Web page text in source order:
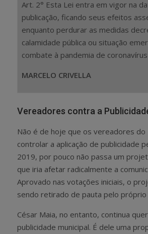
Art. 2° Esta Lei entra em vigor na
publicação, ficando seus efeitos
enquanto perdurar as medidas
calamidade pública ou situação
combate à pandemia de
MARCELO CRIVELLA
Vereadores contra a
Não é de hoje que os vereadores do
controlar a aplicação de publicidade
2019, por pouco não passa um
que iria afetar radicalmente a
Aprovado nas votações iniciais, o
sendo retirado de pauta pelo
César Maia, no entanto, continua
publicidade municipal. É dele uma